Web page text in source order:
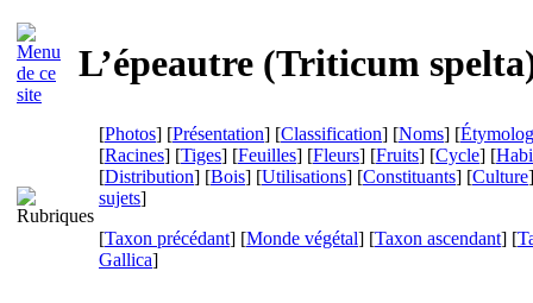
L’épeautre (Triticum spelta
[Photos] [Présentation] [Classification] [Noms] [
[Racines] [Tiges] [Feuilles] [Fleurs] [Fruits] [Cycle] [
[Distribution] [Bois] [Utilisations] [Constituants] [Culture
sujets]
[Taxon précédant] [Monde végétal] [Taxon ascendant] [
Gallica]